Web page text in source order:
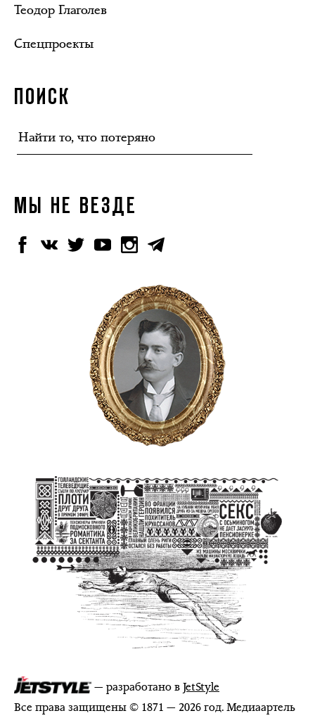
Теодор Глаголев
Спецпроекты
ПОИСК
МЫ НЕ ВЕЗДЕ
— разработано вJetStyle
Все права защищены © 1871 — 2026 год. Медиаартель